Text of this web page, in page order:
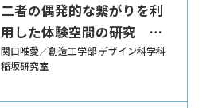
二者の偶発的な繋がりを利
用した体験空間の研究 ～
歩行におけるインタラクテ
ィブな演出の制作～
関口唯愛／創造工学部 デザイン科学科
稲坂研究室